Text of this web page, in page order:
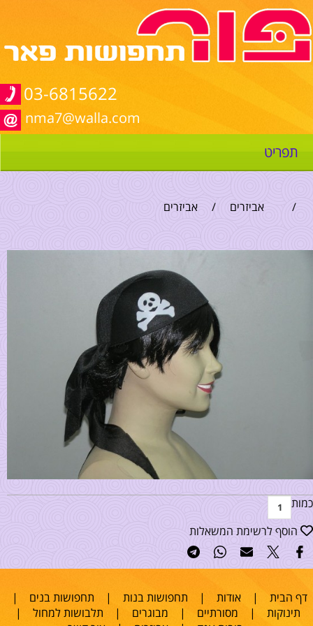
03-6815622
nma7@walla.com
תפריט
/ אביזרים / אביזרים
כמות
הוסף לרשימת המשאלות
דף הבית |אודות | תחפושות בנות | תחפושות בנים |
תינוקות | מסורתיים | מבוגרים | תלבושות למחול |